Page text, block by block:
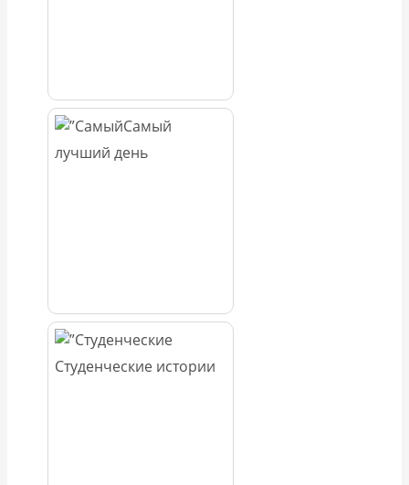
Самый
лучший день
Студенческие истории